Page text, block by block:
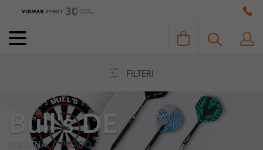
FILTERI
Bull's DE
POČETNA PIKADO